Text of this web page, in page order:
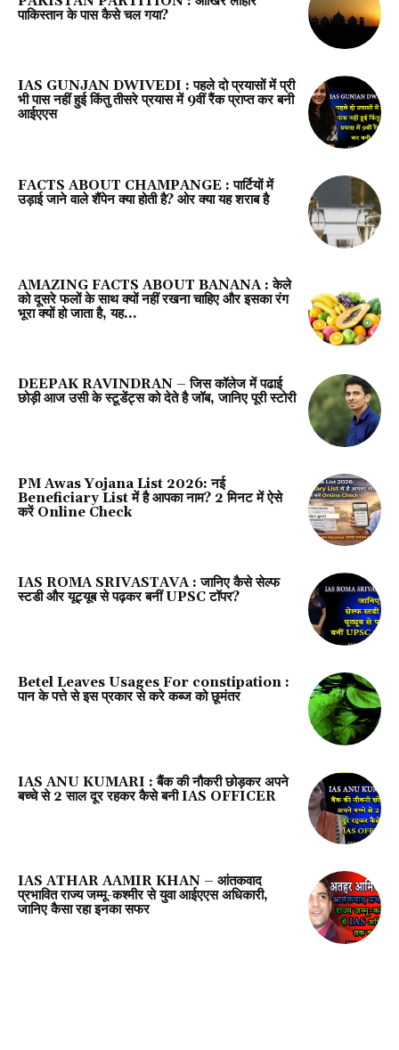
पाकिस्तान के पास कैसे चल गया?
IAS GUNJAN DWIVEDI : पहले दो प्रयासों में प्री
भी पास नहीं हुई किंतु तीसरे प्रयास में 9वीं रैंक प्राप्त कर बनी
आईएएस
FACTS ABOUT CHAMPANGE : पार्टियों में
उड़ाई जाने वाले शैंपेन क्या होती है? ओर क्या यह शराब है
AMAZING FACTS ABOUT BANANA : केले
को दूसरे फलों के साथ क्यों नहीं रखना चाहिए और इसका रंग
भूरा क्‍यों हो जाता है, यह...
DEEPAK RAVINDRAN – जिस कॉलेज में पढाई
छोड़ी आज उसी के स्टूडेंट्स को देते है जॉब, जानिए पूरी स्टोरी
PM Awas Yojana List 2026: नई
Beneficiary List में है आपका नाम? 2 मिनट में ऐसे
करें Online Check
IAS ROMA SRIVASTAVA : जानिए कैसे सेल्फ
स्टडी और यूट्यूब से पढ़कर बनीं UPSC टॉपर?
Betel Leaves Usages For constipation :
पान के पत्ते से इस प्रकार से करे कब्ज को छूमंतर
IAS ANU KUMARI : बैंक की नौकरी छोड़कर अपने
बच्चे से 2 साल दूर रहकर कैसे बनी IAS OFFICER
IAS ATHAR AAMIR KHAN – आंतकवाद
प्रभावित राज्य जम्मू-कश्मीर से युवा आईएएस अधिकारी,
जानिए कैसा रहा इनका सफर